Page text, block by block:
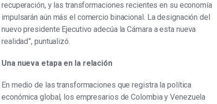
recuperación, y las transformaciones recientes en su economía
impulsarán aún más el comercio binacional. La designación del
nuevo presidente Ejecutivo adecúa la Cámara a esta nueva
realidad”, puntualizó.
Una nueva etapa en la relación
En medio de las transformaciones que registra la política
económica global, los empresarios de Colombia y Venezuela